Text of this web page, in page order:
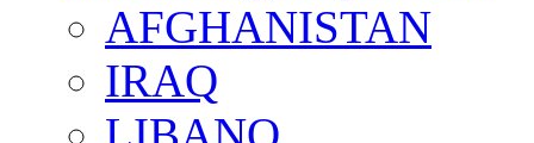
AFGHANISTAN
IRAQ